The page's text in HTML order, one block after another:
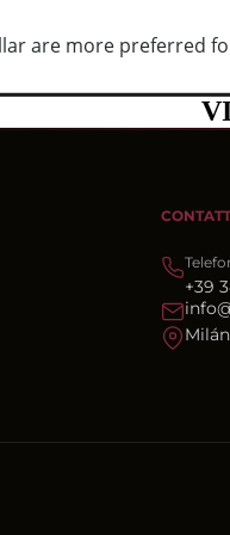
VENTA PRIVADA
ACTIVA
+39